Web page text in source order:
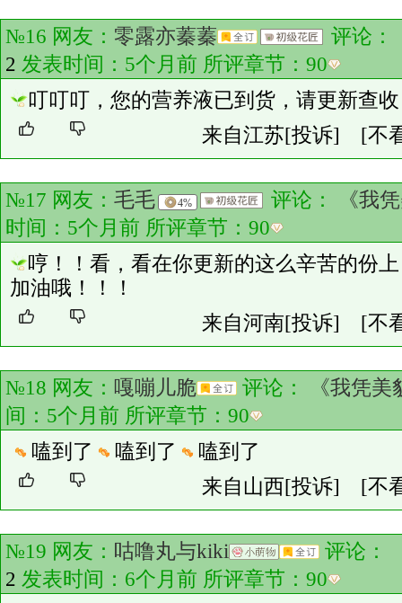
№16 网友： 零露亦蓁蓁 评论：
2 发表时间：5个月前 所评章节： 90
叮叮叮，您的营养液已到货，请更新查
来自江苏[投诉] [不
№17 网友： 毛毛 4% 评论：
《我
时间：5个月前 所评章节： 90
哼！！看，看在你更新的这么辛苦的份
加油哦！！！
来自河南[投诉] [不
№18 网友： 嘎嘣儿脆 评论：
《我凭
间：5个月前 所评章节： 90
嗑到了
嗑到了
嗑到了
来自山西[投诉] [不
№19 网友： 咕噜丸与kiki 评论：
2 发表时间：6个月前 所评章节： 90